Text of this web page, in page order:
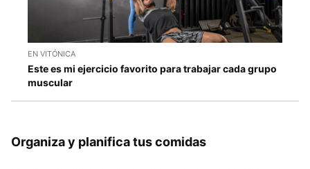
EN VITÓNICA
Este es mi ejercicio favorito para trabajar cada grupo
muscular
Organiza y planifica tus comidas